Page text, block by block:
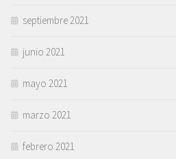
septiembre 2021
junio 2021
mayo 2021
marzo 2021
febrero 2021